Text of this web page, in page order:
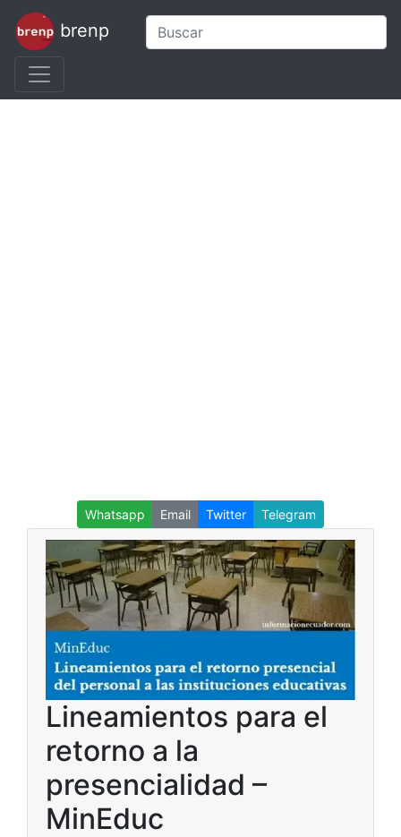
brenp
Whatsapp Email Twitter Telegram
Lineamientos para el
retorno a la
presencialidad –
MinEduc